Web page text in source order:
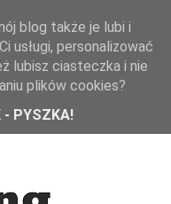
blog także je lubi i
usługi, personalizować
lubisz ciasteczka i nie
plików cookies?
- PYSZKA!